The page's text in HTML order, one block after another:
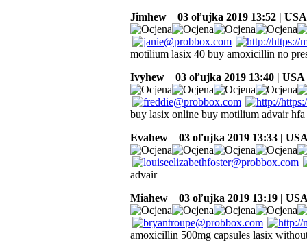
Jimhew
03 oľujka 2019 13:52 | USA
motilium lasix 40 buy amoxicillin no
Ivyhew
03 oľujka 2019 13:40 | USA
buy lasix online buy motilium advair
Evahew
03 oľujka 2019 13:33 |
advair
Miahew
03 oľujka 2019 13:19 |
amoxicillin 500mg capsules lasix